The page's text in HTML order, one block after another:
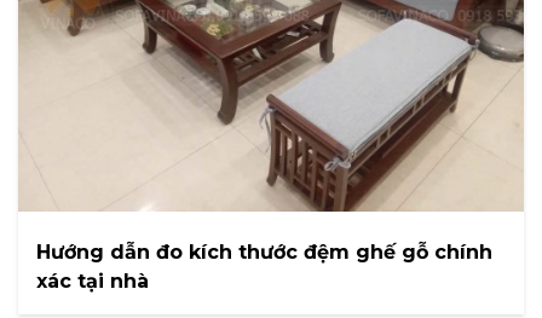
Hướng dẫn đo kích thước đệm ghế gỗ chính
xác tại nhà